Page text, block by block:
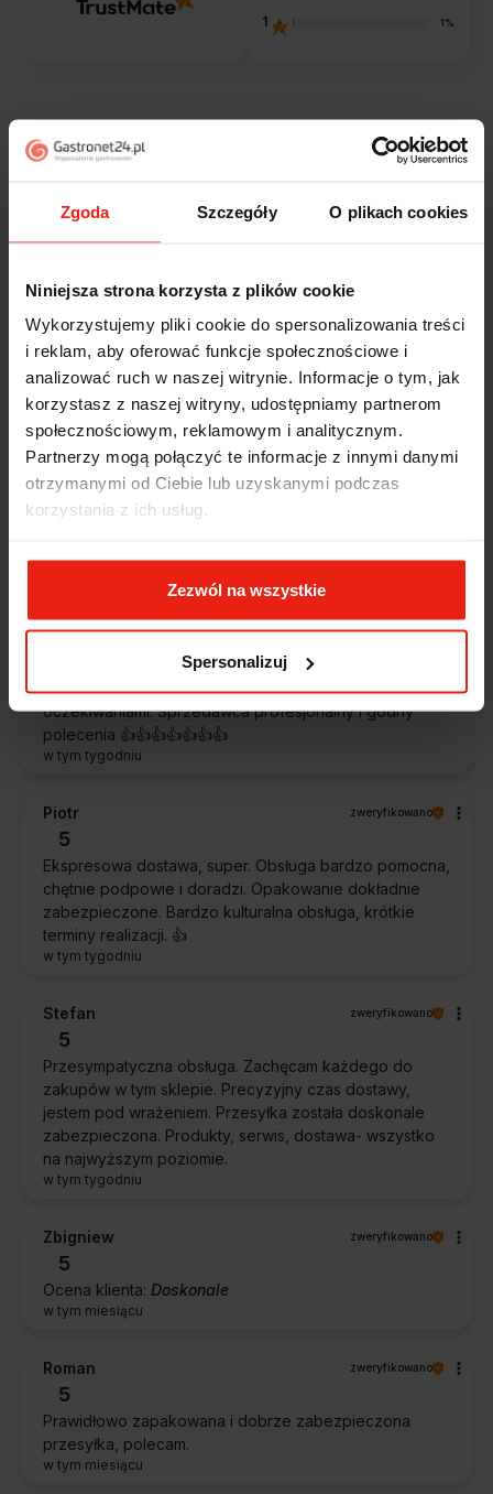
Zgoda Szczegóły O plikach cookies
Niniejsza strona korzysta z plików cookie
Wykorzystujemy pliki cookie do spersonalizowania treści
i reklam, aby oferować funkcje społecznościowe i
analizować ruch w naszej witrynie. Informacje o tym, jak
korzystasz z naszej witryny, udostępniamy partnerom
społecznościowym, reklamowym i analitycznym.
Partnerzy mogą połączyć te informacje z innymi danymi
otrzymanymi od Ciebie lub uzyskanymi podczas
korzystania z ich usług.
Zezwól na wszystkie
Spersonalizuj
1 1%
Marcin
5
Polecam szybko sprawnie dobrze zapakowane
Zostałem świetnie obsłużony. Brawa dla pracowników.
wczoraj
Alicja zweryfikowano
5
Jestem zaskoczona, że ta paczka dotarła do mnie tak
szybko. Paczka dotarła cała i zdrowa. Szybko,
klienta.
Magdalena zweryfikowano
Ekspresowa realizacja zamówienia. Towar zgodny z
oczekiwaniami. Sprzedawca profesjonalny i godny
polecenia 👍️👍️👍️👍️👍️👍️👍️
w tym tygodniu
Piotr zweryfikowano
5
Ekspresowa dostawa, super. Obsługa bardzo pomocna,
chętnie podpowie i doradzi. Opakowanie dokładnie
zabezpieczone. Bardzo kulturalna obsługa, krótkie
terminy realizacji. 👍️
w tym tygodniu
Stefan zweryfikowano
5
Przesympatyczna obsługa. Zachęcam każdego do
zakupów w tym sklepie. Precyzyjny czas dostawy,
jestem pod wrażeniem. Przesyłka została doskonale
zabezpieczona. Produkty, serwis, dostawa- wszystko
na najwyższym poziomie.
w tym tygodniu
Zbigniew zweryfikowano
5
Ocena klienta: Doskonale
w tym miesiącu
Roman zweryfikowano
5
Prawidłowo zapakowana i dobrze zabezpieczona
przesyłka, polecam.
w tym miesiącu